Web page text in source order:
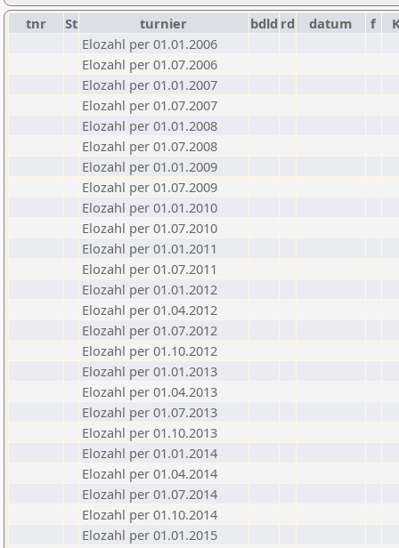
tnr St turnier bdld rd datum f
Elozahl per 01.01.2006
Elozahl per 01.07.2006
Elozahl per 01.01.2007
Elozahl per 01.07.2007
Elozahl per 01.01.2008
Elozahl per 01.07.2008
Elozahl per 01.01.2009
Elozahl per 01.07.2009
Elozahl per 01.01.2010
Elozahl per 01.07.2010
Elozahl per 01.01.2011
Elozahl per 01.07.2011
Elozahl per 01.01.2012
Elozahl per 01.04.2012
Elozahl per 01.07.2012
Elozahl per 01.10.2012
Elozahl per 01.01.2013
Elozahl per 01.04.2013
Elozahl per 01.07.2013
Elozahl per 01.10.2013
Elozahl per 01.01.2014
Elozahl per 01.04.2014
Elozahl per 01.07.2014
Elozahl per 01.10.2014
Elozahl per 01.01.2015